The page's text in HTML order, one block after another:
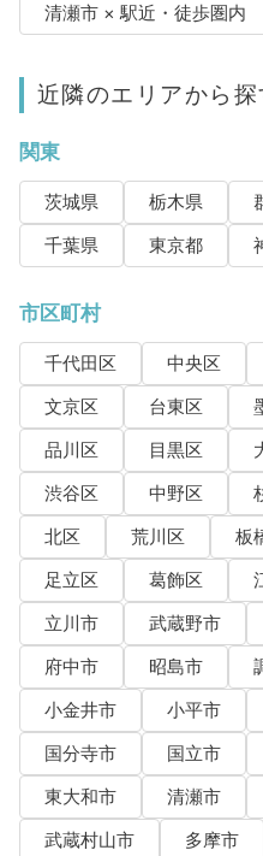
清瀬市 × 駅近・徒歩圏内
近隣のエリアから探
関東
茨城県 栃木県
千葉県
東京都
市区町村
千代田区 中央区
文京区
台東区
品川区
目黒区
渋谷区
中野区
北区
荒川区 板
足立区
葛飾区
立川市
武蔵野市
府中市
昭島市
小金井市
小平市
国分寺市
国立市
東大和市
清瀬市
武蔵村山市
多摩市